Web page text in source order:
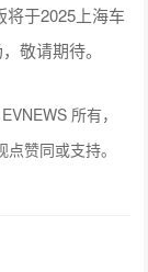
于2025上海车
敬请期待。
所有，
赞同或支持。